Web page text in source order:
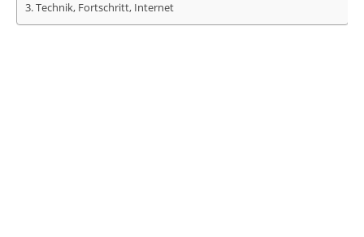
Technik, Fortschritt, Internet